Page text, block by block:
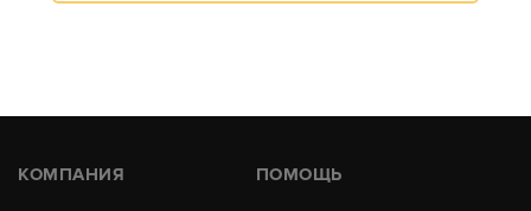
КОМПАНИЯ ПОМОЩЬ